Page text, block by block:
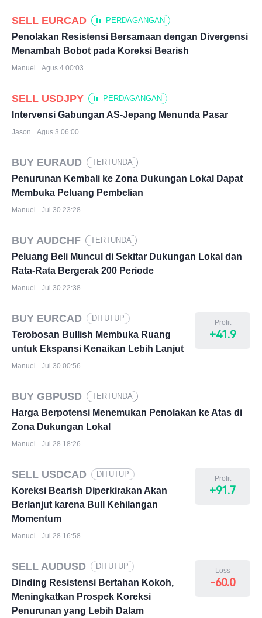
SELL EURCAD PERDAGANGAN
Penolakan Resistensi Bersamaan dengan Divergensi
Menambah Bobot pada Koreksi Bearish
Manuel Agus 4 00:03
SELL USDJPY PERDAGANGAN
Intervensi Gabungan AS-Jepang Menunda Pasar
Jason Agus 3 06:00
BUY EURAUD TERTUNDA
Penurunan Kembali ke Zona Dukungan Lokal Dapat
Membuka Peluang Pembelian
Manuel Jul 30 23:28
BUY AUDCHF TERTUNDA
Peluang Beli Muncul di Sekitar Dukungan Lokal dan
Rata-Rata Bergerak 200 Periode
Manuel Jul 30 22:38
BUY EURCAD DITUTUP
Terobosan Bullish Membuka Ruang
untuk Ekspansi Kenaikan Lebih Lanjut
Profit
+41.9
Manuel Jul 30 00:56
BUY GBPUSD TERTUNDA
Harga Berpotensi Menemukan Penolakan ke Atas di
Zona Dukungan Lokal
Manuel Jul 28 18:26
SELL USDCAD DITUTUP
Koreksi Bearish Diperkirakan Akan
Berlanjut karena Bull Kehilangan
Momentum
Profit
+91.7
Manuel Jul 28 16:58
SELL AUDUSD DITUTUP
Dinding Resistensi Bertahan Kokoh,
Meningkatkan Prospek Koreksi
Penurunan yang Lebih Dalam
Loss
-60.0